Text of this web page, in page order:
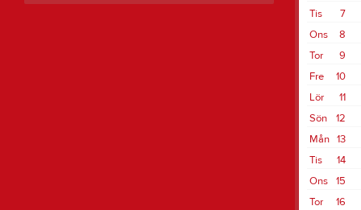
7
Tis
8
Ons
9
Tor
10
Fre
11
Lör
12
Sön
13
Mån
14
Tis
15
Ons
16
Tor